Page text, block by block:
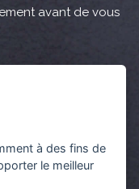
avant de vous
délai légal de
est subordonnée à
pas obtenu, le
versées par
à des fins de
le meilleur